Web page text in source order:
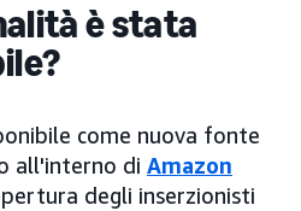
è stata
come nuova fonte
all'interno di Amazon
degli inserzionisti